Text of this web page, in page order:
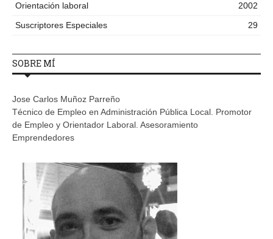
Orientación laboral
2002
Suscriptores Especiales
29
SOBRE MÍ
Jose Carlos Muñoz Parreño
Técnico de Empleo en Administración Pública Local. Promotor
de Empleo y Orientador Laboral. Asesoramiento
Emprendedores